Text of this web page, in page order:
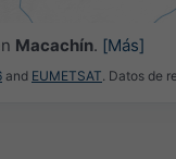
Macachín. [Más]
and EUMETSAT. Datos de